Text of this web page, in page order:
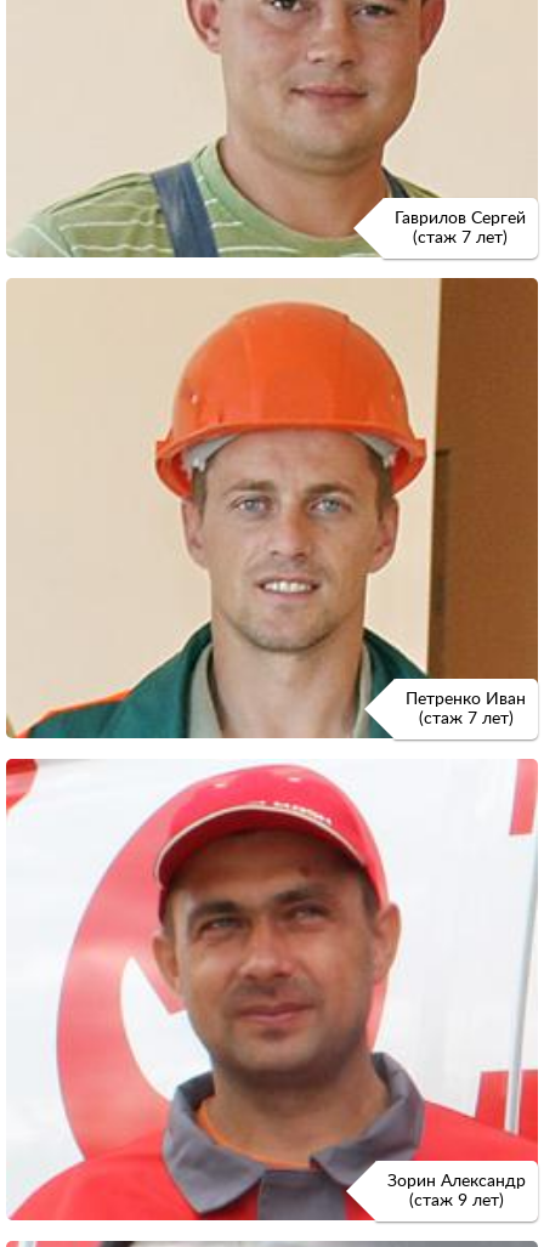
Гаврилов Сергей
(стаж 7 лет)
Петренко Иван
(стаж 7 лет)
Зорин Александр
(стаж 9 лет)